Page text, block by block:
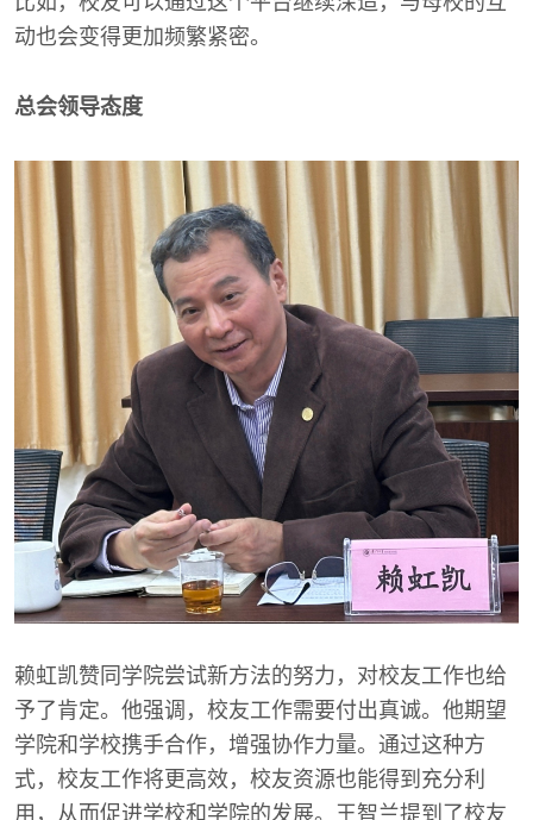
动也会变得更加频繁紧密。
总会领导态度
赖虹凯赞同学院尝试新方法的努力，对校友工作也给
予了肯定。他强调，校友工作需要付出真诚。他期望
学院和学校携手合作，增强协作力量。通过这种方
式，校友工作将更高效，校友资源也能得到充分利
用，从而促进学校和学院的发展。王智兰提到了校友